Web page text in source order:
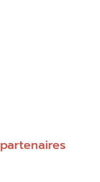
partenaires